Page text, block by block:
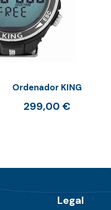
Ordenador KING
299,00 €
Legal